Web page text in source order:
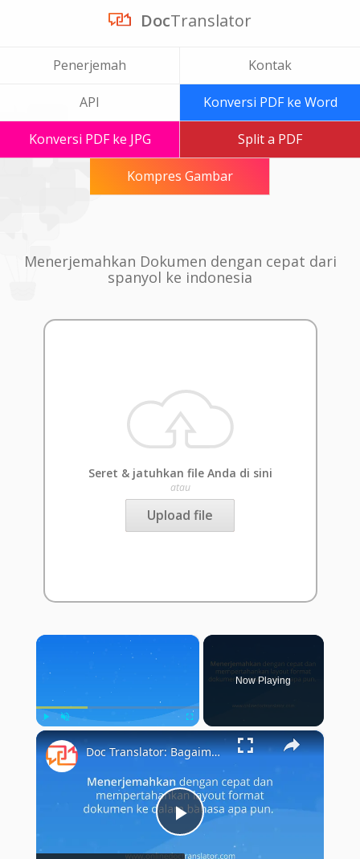
DocTranslator
Penerjemah Kontak
API Konversi PDF ke Word
Konversi PDF ke JPG Split a PDF
Kompres Gambar
Menerjemahkan Dokumen dengan cepat dari
spanyol ke indonesia
Seret & jatuhkan file Anda di sini
atau
Upload file
×
Play Unmute Fullscreen
Now Playing
×
Play
Doc Translator: Bagaimana cara menggunakan penerjemah dokumen?